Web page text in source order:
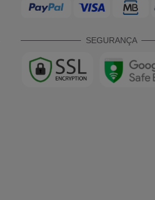
SEGURANÇA